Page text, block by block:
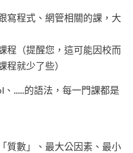
寫程式、網管相關的課，大
程（提醒您，這可能因校而
程就少了些）
......的語法，每一門課都是
質數」、最大公因素、最小